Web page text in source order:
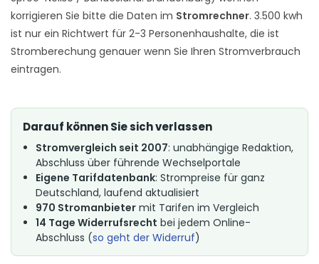
korrigieren Sie bitte die Daten im Stromrechner. 3.500 kwh
ist nur ein Richtwert für 2-3 Personenhaushalte, die ist
Stromberechung genauer wenn Sie Ihren Stromverbrauch
eintragen.
Darauf können Sie sich verlassen
Stromvergleich seit 2007: unabhängige Redaktion,
Abschluss über führende Wechselportale
Eigene Tarifdatenbank: Strompreise für ganz
Deutschland, laufend aktualisiert
970 Stromanbieter mit Tarifen im Vergleich
14 Tage Widerrufsrecht bei jedem Online-
Abschluss (so geht der Widerruf)